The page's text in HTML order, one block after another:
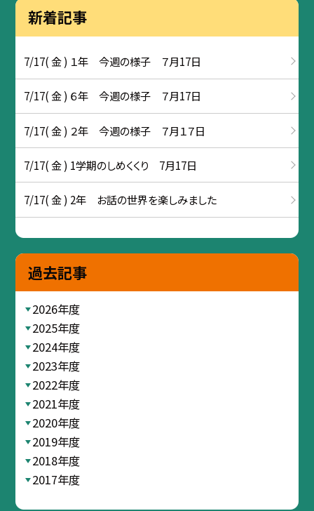
新着記事
7/17( 金 ) １年 今週の様子 ７月17日
7/17( 金 ) ６年 今週の様子 ７月17日
7/17( 金 ) ２年 今週の様子 ７月１７日
7/17( 金 ) 1学期のしめくくり 7月17日
7/17( 金 ) 2年 お話の世界を楽しみました
過去記事
2026年度
2025年度
2024年度
2023年度
2022年度
2021年度
2020年度
2019年度
2018年度
2017年度